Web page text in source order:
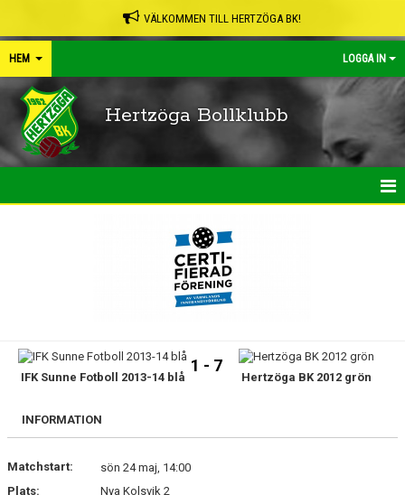
VÄLKOMMEN TILL HERTZÖGA BK!
HEM LOGGA IN
Hertzöga Bollklubb
SHOP
FRISPARKEN
IFK Sunne Fotboll 2013-14 blå
1 - 7
Hertzöga BK 2012 grön
INFORMATION
Matchstart:
sön 24 maj, 14:00
Plats:
Nya Kolsvik 2